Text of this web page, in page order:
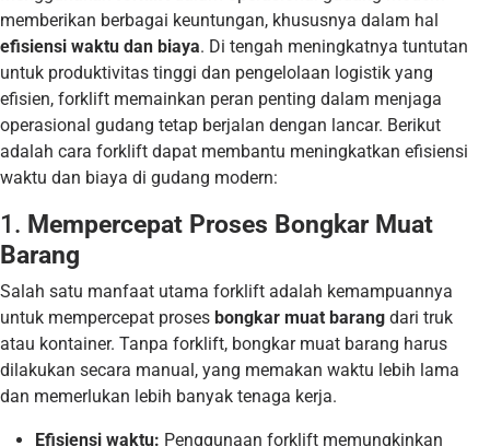
memberikan berbagai keuntungan, khususnya dalam hal
efisiensi waktu dan biaya. Di tengah meningkatnya tuntutan
untuk produktivitas tinggi dan pengelolaan logistik yang
efisien, forklift memainkan peran penting dalam menjaga
operasional gudang tetap berjalan dengan lancar. Berikut
adalah cara forklift dapat membantu meningkatkan efisiensi
waktu dan biaya di gudang modern:
1. Mempercepat Proses Bongkar Muat
Barang
Salah satu manfaat utama forklift adalah kemampuannya
untuk mempercepat proses bongkar muat barang dari truk
atau kontainer. Tanpa forklift, bongkar muat barang harus
dilakukan secara manual, yang memakan waktu lebih lama
dan memerlukan lebih banyak tenaga kerja.
Efisiensi waktu: Penggunaan forklift memungkinkan